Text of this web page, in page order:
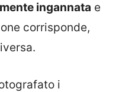
ingannata e
corrisponde,
i